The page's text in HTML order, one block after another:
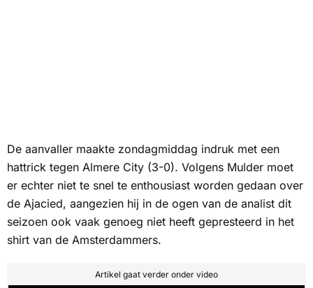
De aanvaller maakte zondagmiddag indruk met een
hattrick tegen Almere City (3-0). Volgens Mulder moet
er echter niet te snel te enthousiast worden gedaan over
de Ajacied, aangezien hij in de ogen van de analist dit
seizoen ook vaak genoeg niet heeft gepresteerd in het
shirt van de Amsterdammers.
Artikel gaat verder onder video